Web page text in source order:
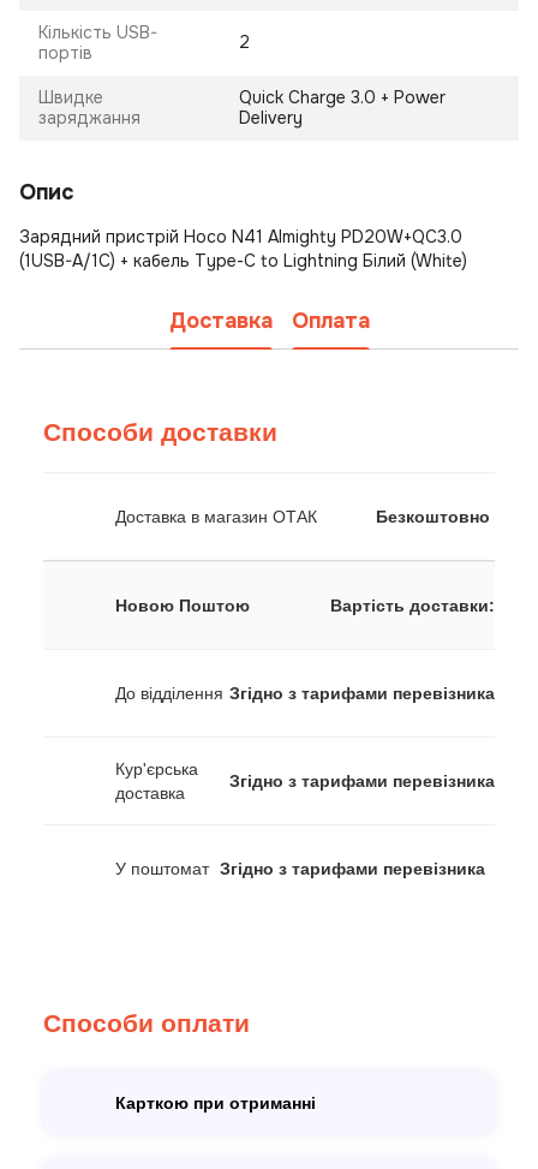
Кількість USB-
портів
2
Швидке
заряджання
Quick Charge 3.0 + Power
Delivery
Опис
Зарядний пристрій Hoco N41 Almighty PD20W+QC3.0
(1USB-A/1C) + кабель Type-C to Lightning Білий (White)
Доставка Оплата
Способи доставки
Доставка в магазин ОТАК Безкоштовно
Новою Поштою Вартість доставки:
До відділення Згідно з тарифами перевізника
Кур'єрська
доставка
Згідно з тарифами перевізника
У поштомат Згідно з тарифами перевізника
Способи оплати
Карткою при отриманні